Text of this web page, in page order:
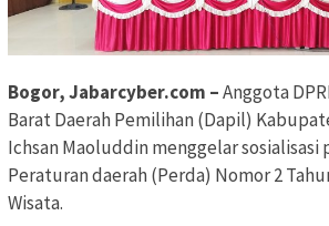
Bogor, Jabarcyber.com –Anggota
Barat Daerah Pemilihan (Dapil)
Ichsan Maoluddin menggelar sosialisasi
Peraturan daerah (Perda) Nomor 2
Wisata.